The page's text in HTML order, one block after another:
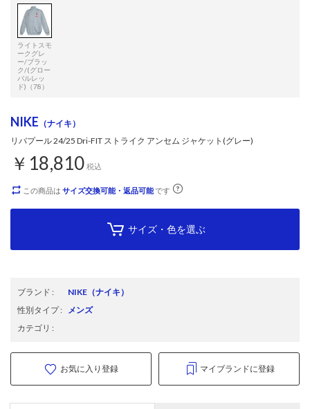
ライトスモ
ークグレ
ー/ブラッ
ク/(グロー
バルレッ
ド)（78）
NIKE （ナイキ）
リバプール 24/25 Dri-FIT ストライク アンセム ジャケット(グレー)
￥18,810 税込
この商品は サイズ交換可能・返品可能です
サイズ・色を選ぶ
ブランド : NIKE （ナイキ）
性別タイプ: メンズ
カテゴリ :
お気に入り登録 マイブランドに登録